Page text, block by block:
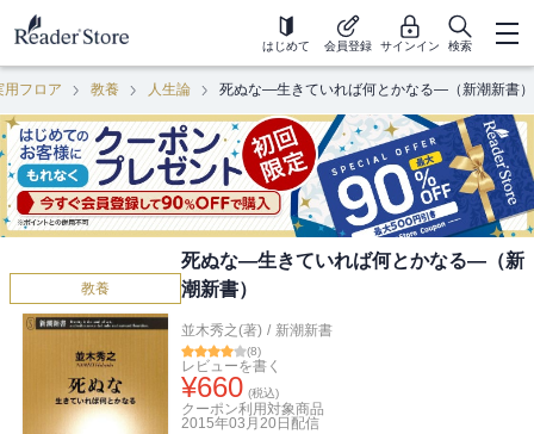
はじめて 会員登録 サインイン 検索
用フロア 教養 人生論 死ぬな―生きていれば何とかなる―（新潮新書）
教養
死ぬな―生きていれば何とかなる―（新
潮新書）
並木秀之(著) / 新潮新書
(8)
レビューを書く
¥660 (税込)
クーポン利用対象商品
2015年03月20日 配信